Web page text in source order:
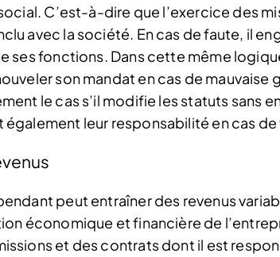
C’est-à-dire que l’exercice des
avec la société. En cas de faute, il
ses fonctions. Dans cette même
son mandat en cas de mauvaise
le cas s’il modifie les statuts sans
également leur responsabilité en cas
peut entraîner des revenus
économique et financière de
et des contrats dont il est